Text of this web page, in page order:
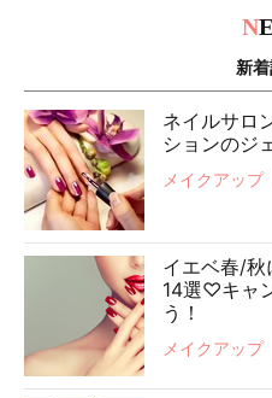
N
新
ネイルサロ
ションのジ
メイクアップ
イエベ春/秋
14選♡キャ
う！
メイクアップ